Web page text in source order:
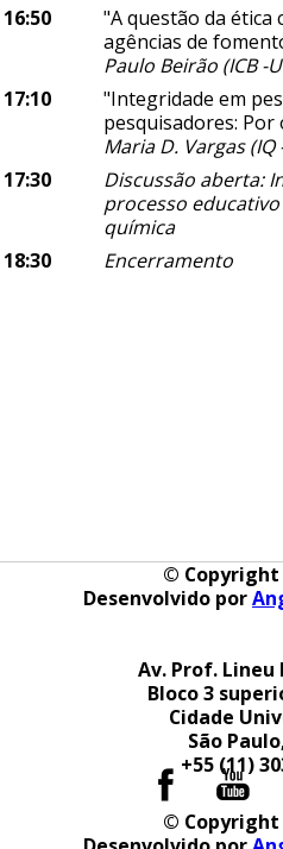
16:50
"A questão da ética
agências de
Paulo Beirão (ICB -
17:10
"Integridade em
pesquisadores: Por
Maria D. Vargas (IQ
17:30
Discussão aberta:
processo
química
18:30
Encerramento
© Copyright
Desenvolvido por
Av. Prof. Lineu
Bloco 3
Cidade
São
+55 (11)
© Copyright